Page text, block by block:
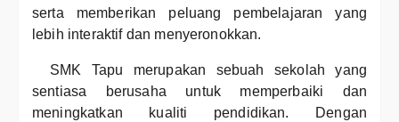
serta memberikan peluang pembelajaran yang
lebih interaktif dan menyeronokkan.
SMK Tapu merupakan sebuah sekolah yang
sentiasa berusaha untuk memperbaiki dan
meningkatkan kualiti pendidikan. Dengan